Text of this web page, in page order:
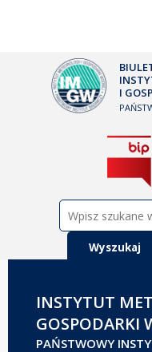
I
INSTYTUT
GOSPODARKI
PAŃSTWOWY